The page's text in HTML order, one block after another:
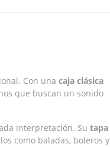
Con una caja clásica
que buscan un sonido
interpretación. Su tapa
como baladas, boleros y